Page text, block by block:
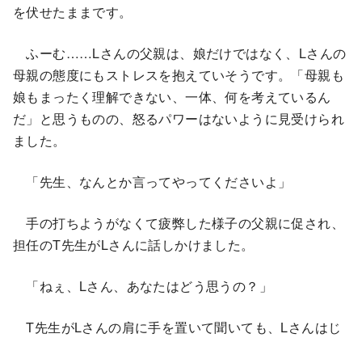
を伏せたままです。
ふーむ……Lさんの父親は、娘だけではなく、Lさんの
母親の態度にもストレスを抱えていそうです。「母親も
娘もまったく理解できない、一体、何を考えているん
だ」と思うものの、怒るパワーはないように見受けられ
ました。
「先生、なんとか言ってやってくださいよ」
手の打ちようがなくて疲弊した様子の父親に促され、
担任のT先生がLさんに話しかけました。
「ねぇ、Lさん、あなたはどう思うの？」
T先生がLさんの肩に手を置いて聞いても、Lさんはじ